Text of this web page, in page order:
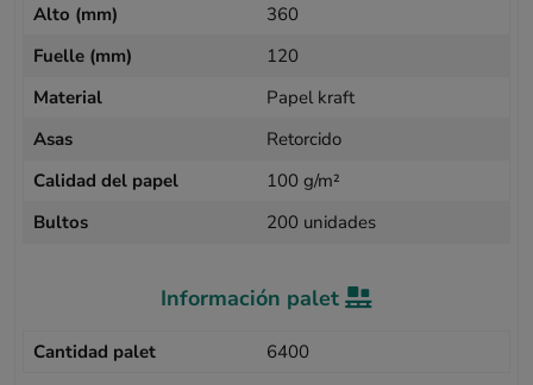
Alto (mm)
360
Fuelle (mm)
120
Material
Papel kraft
Asas
Retorcido
Calidad del papel
100 g/m²
Bultos
200 unidades
Información palet
Cantidad palet 6400